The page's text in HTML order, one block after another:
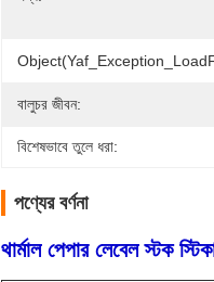
বালুচর জীবন:
বিশেষভাবে তুলে ধরা:
পণ্যের বর্ণনা
থার্মাল পেপার লেবেল স্টক